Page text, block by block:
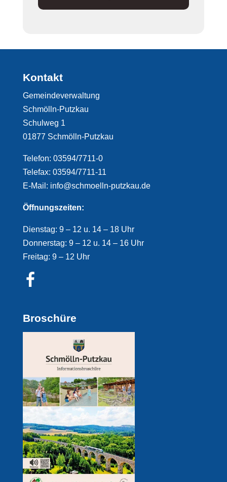
Kontakt
Gemeindeverwaltung
Schmölln-Putzkau
Schulweg 1
01877 Schmölln-Putzkau
Telefon: 03594/7711-0
Telefax: 03594/7711-11
E-Mail: info@schmoelln-putzkau.de
Öffnungszeiten:
Dienstag: 9 – 12 u. 14 – 18 Uhr
Donnerstag: 9 – 12 u. 14 – 16 Uhr
Freitag: 9 – 12 Uhr
Broschüre